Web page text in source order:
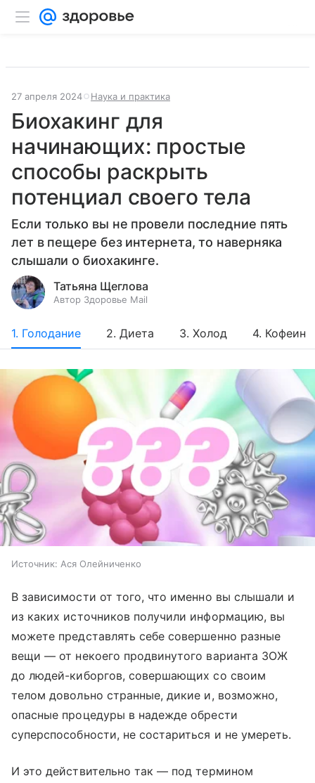
27 апреля 2024 Наука и практика
Биохакинг для
начинающих: простые
способы раскрыть
потенциал своего тела
Если только вы не провели последние пять
лет в пещере без интернета, то наверняка
слышали о биохакинге.
Татьяна Щеглова
Автор Здоровье Mail
1. Голодание 2. Диета 3. Холод 4. Кофеин
Источник: Ася Олейниченко
В зависимости от того, что именно вы слышали и
из каких источников получили информацию, вы
можете представлять себе совершенно разные
вещи — от некоего продвинутого варианта ЗОЖ
до людей-киборгов, совершающих со своим
телом довольно странные, дикие и, возможно,
опасные процедуры в надежде обрести
суперспособности, не состариться и не умереть.
И это действительно так — под термином